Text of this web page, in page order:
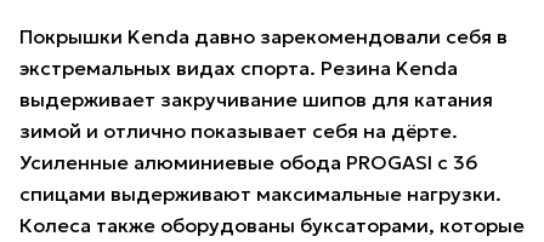
Покрышки Kenda давно зарекомендовали себя в
экстремальных видах спорта. Резина Kenda
выдерживает закручивание шипов для катания
зимой и отлично показывает себя на дёрте.
Усиленные алюминиевые обода PROGASI с 36
спицами выдерживают максимальные нагрузки.
Колеса также оборудованы буксаторами, которые